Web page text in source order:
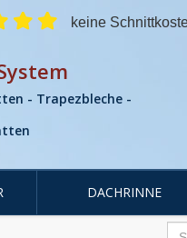
keine
- Trapezbleche -
DACHRINNE